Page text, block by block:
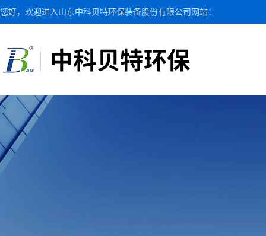
您好，欢迎进入山东中科贝特环保装备股份有限公司网站！